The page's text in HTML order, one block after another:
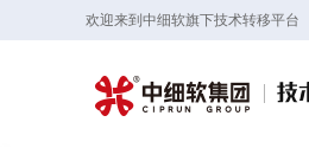
欢迎来到中细软旗下技术转移平台